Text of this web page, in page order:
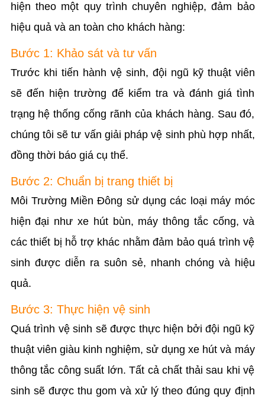
hiện theo một quy trình chuyên nghiệp, đảm bảo
hiệu quả và an toàn cho khách hàng:
Bước 1: Khảo sát và tư vấn
Trước khi tiến hành vệ sinh, đội ngũ kỹ thuật viên
sẽ đến hiện trường để kiểm tra và đánh giá tình
trạng hệ thống cống rãnh của khách hàng. Sau đó,
chúng tôi sẽ tư vấn giải pháp vệ sinh phù hợp nhất,
đồng thời báo giá cụ thể.
Bước 2: Chuẩn bị trang thiết bị
Môi Trường Miền Đông sử dụng các loại máy móc
hiện đại như xe hút bùn, máy thông tắc cống, và
các thiết bị hỗ trợ khác nhằm đảm bảo quá trình vệ
sinh được diễn ra suôn sẻ, nhanh chóng và hiệu
quả.
Bước 3: Thực hiện vệ sinh
Quá trình vệ sinh sẽ được thực hiện bởi đội ngũ kỹ
thuật viên giàu kinh nghiệm, sử dụng xe hút và máy
thông tắc công suất lớn. Tất cả chất thải sau khi vệ
sinh sẽ được thu gom và xử lý theo đúng quy định